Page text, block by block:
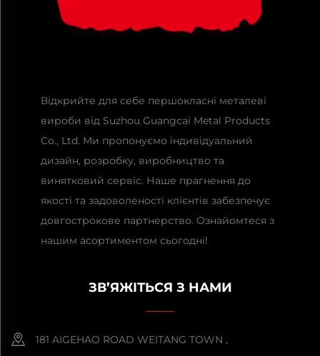
Відкрийте для себе першокласні металеві
вироби від Suzhou Guangcai Metal Products
Co., Ltd. Ми пропонуємо індивідуальний
дизайн, розробку, виробництво та
винятковий сервіс. Наше прагнення до
якості та задоволеності клієнтів забезпечує
довгострокове партнерство. Ознайомтеся з
нашим асортиментом сьогодні!
ЗВ’ЯЖІТЬСЯ З НАМИ
181 AIGEHAO ROAD WEITANG TOWN ,